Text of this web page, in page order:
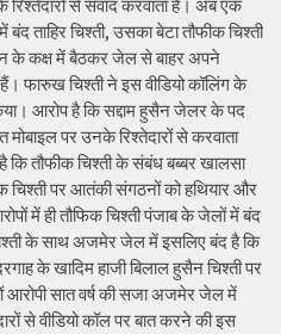
से संवाद करवाता है। अब एक
ताहिर चिश्ती, उसका बेटा तौफीक चिश्ती
के कक्ष में बैठकर जेल से बाहर अपने
फारुख चिश्ती ने इस वीडियो कॉलिंग के
आरोप है कि सद्दाम हुसैन जेलर के पद
मोबाइल पर उनके रिश्तेदारों से करवाता
कि तौफीक चिश्ती के संबंध बब्बर खालसा
पर आतंकी संगठनों को हथियार और
में ही तौफिक चिश्ती पंजाब के जेलों में बंद
के साथ अजमेर जेल में इसलिए बंद है कि
के खादिम हाजी बिलाल हुसैन चिश्ती पर
आरोपी सात वर्ष की सजा अजमेर जेल में
से वीडियो कॉल पर बात करने की इस